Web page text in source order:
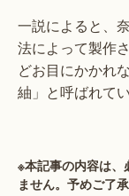
一説によると、
法によって製作
どお目にかかれ
紬」と呼ばれて
※本記事の内容は、
ません。予めご了承